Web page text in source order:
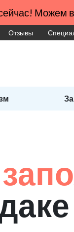
Можем
Отзывы